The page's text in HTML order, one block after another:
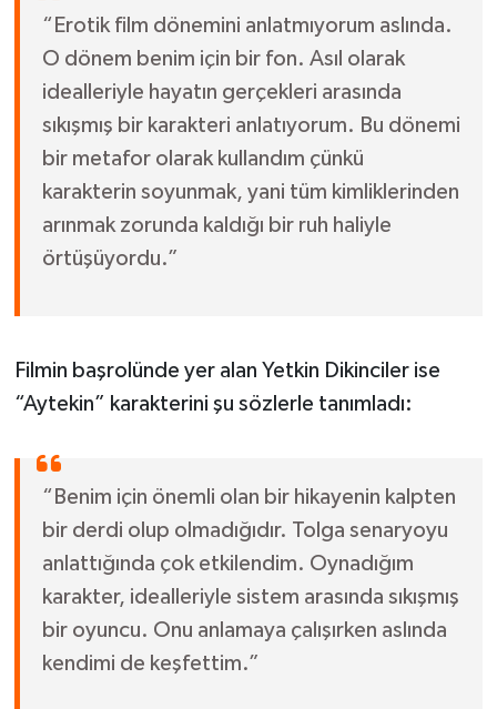
“Erotik film dönemini anlatmıyorum aslında.
O dönem benim için bir fon. Asıl olarak
idealleriyle hayatın gerçekleri arasında
sıkışmış bir karakteri anlatıyorum. Bu dönemi
bir metafor olarak kullandım çünkü
karakterin soyunmak, yani tüm kimliklerinden
arınmak zorunda kaldığı bir ruh haliyle
örtüşüyordu.”
Filmin başrolünde yer alan Yetkin Dikinciler ise
“Aytekin” karakterini şu sözlerle tanımladı:
“Benim için önemli olan bir hikayenin kalpten
bir derdi olup olmadığıdır. Tolga senaryoyu
anlattığında çok etkilendim. Oynadığım
karakter, idealleriyle sistem arasında sıkışmış
bir oyuncu. Onu anlamaya çalışırken aslında
kendimi de keşfettim.”